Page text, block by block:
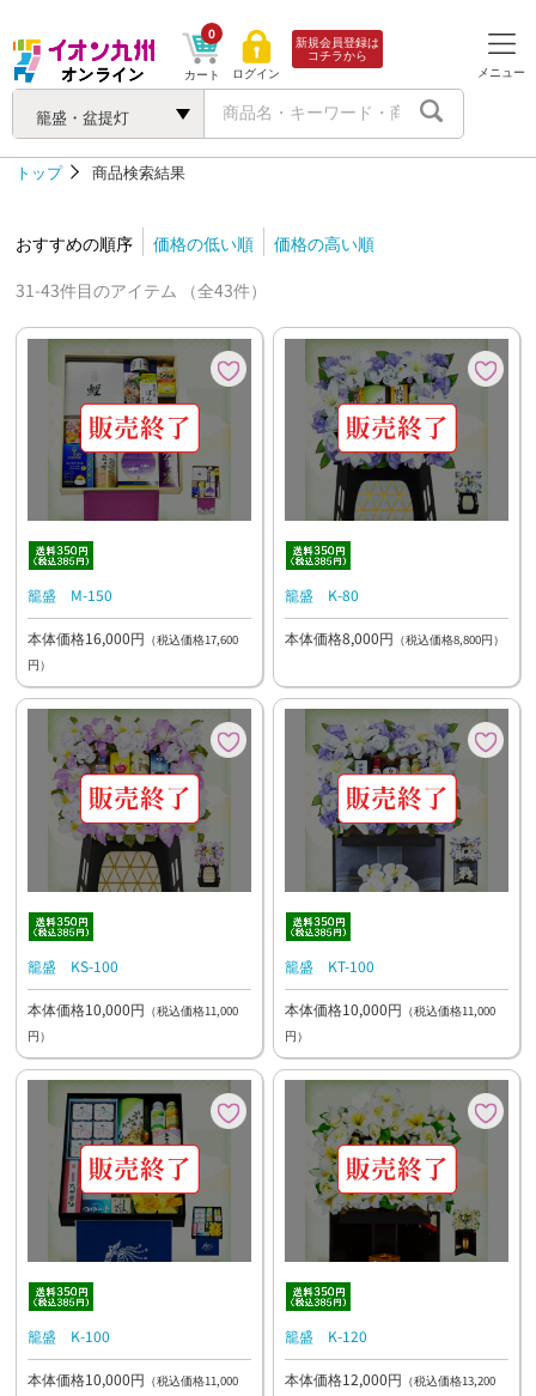
籠盛・盆提灯
カート
0
ログイン
新規会員登録は
コチラから
メニュー
トップ 商品検索結果
おすすめの順序 価格の低い順
価格の高い順
31-43件目のアイテム （全43件）
籠盛 M-150
本体価格16,000円 （税込価格17,600
円）
籠盛 K-80
本体価格8,000円 （税込価格8,800円）
籠盛 KS-100
本体価格10,000円 （税込価格11,000
円）
籠盛 KT-100
本体価格10,000円 （税込価格11,000
円）
籠盛 K-100
本体価格10,000円 （税込価格11,000
籠盛 K-120
本体価格12,000円 （税込価格13,200